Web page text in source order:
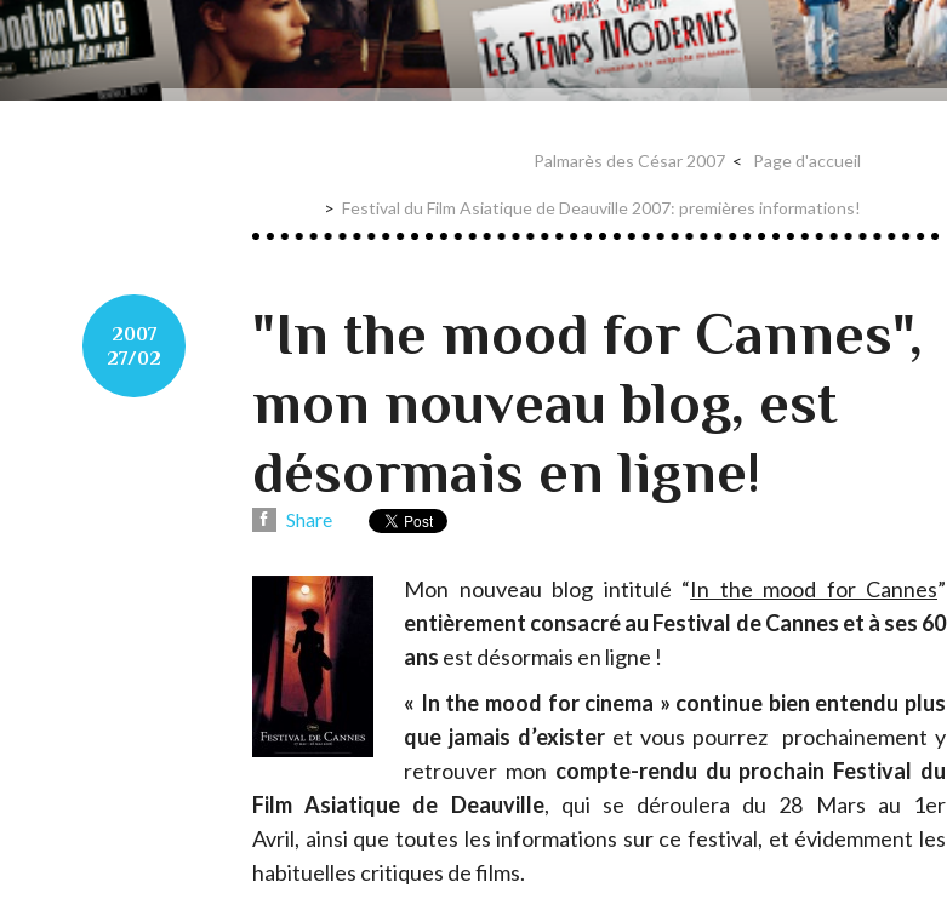
Palmarès des César 2007 Page d'accueil
Festival du Film Asiatique de Deauville 2007: premières informations!
2007
27/02
"In the mood for Cannes",
mon nouveau blog, est
désormais en ligne!
Share
Mon nouveau blog intitulé “In the mood for Cannes”
entièrement consacré au Festival de Cannes et à ses 60
ans est désormais en ligne !
« In the mood for cinema » continue bien entendu plus
que jamais d’exister et vous pourrez prochainement y
retrouver mon compte-rendu du prochain Festival du
Film Asiatique de Deauville, qui se déroulera du 28 Mars au 1er
Avril, ainsi que toutes les informations sur ce festival, et évidemment les
habituelles critiques de films.